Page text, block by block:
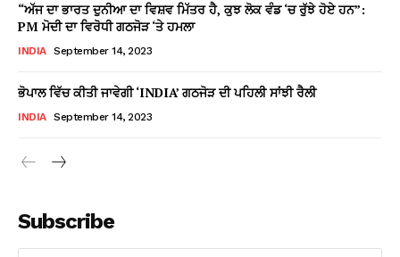
“ਅੱਜ ਦਾ ਭਾਰਤ ਦੁਨੀਆ ਦਾ ਵਿਸ਼ਵ ਮਿੱਤਰ ਹੈ, ਕੁਝ ਲੋਕ ਵੰਡ ‘ਚ ਰੁੱਝੇ ਹੋਏ ਹਨ”:
PM ਮੋਦੀ ਦਾ ਵਿਰੋਧੀ ਗਠਜੋੜ ‘ਤੇ ਹਮਲਾ
INDIA September 14, 2023
ਭੋਪਾਲ ਵਿੱਚ ਕੀਤੀ ਜਾਵੇਗੀ ‘INDIA’ ਗਠਜੋੜ ਦੀ ਪਹਿਲੀ ਸਾਂਝੀ ਰੈਲੀ
INDIA September 14, 2023
Subscribe